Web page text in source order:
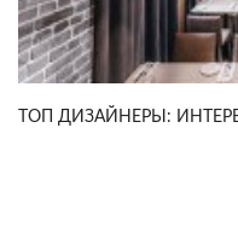
TOП ДИЗАЙНЕРЫ: